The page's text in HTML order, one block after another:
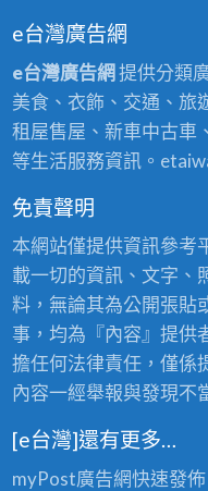
e台灣廣告網
e台灣廣告網提供分類
美食、衣飾、交通、旅
租屋售屋、新車中古車
等生活服務資訊。
免責聲明
本網站僅提供資訊參考
載一切的資訊、文字、
料，無論其為公開張貼
事，均為『內容』提供
擔任何法律責任，僅係
內容一經舉報與發現不
[e台灣]還有更多…
myPost廣告網快速發佈